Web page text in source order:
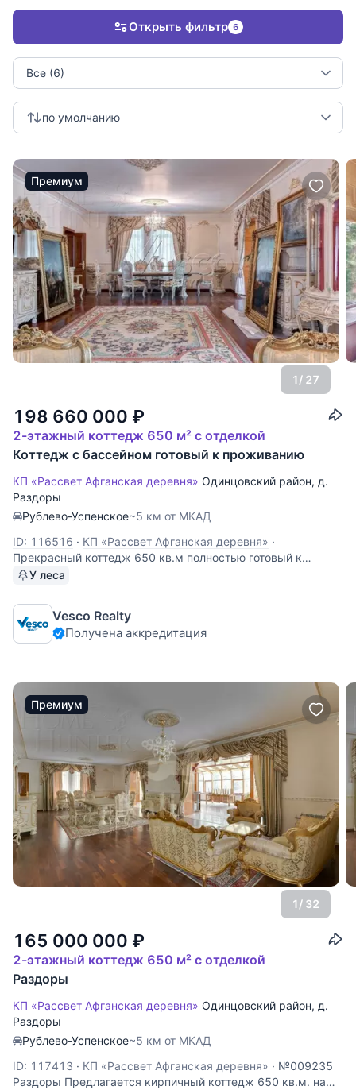
Все (6)
по умолчанию
Открыть фильтр 6
Премиум
1/ 27
198 660 000 ₽
2-этажный коттедж 650 м² с отделкой
Коттедж с бассейном готовый к проживанию
КП «Рассвет Афганская деревня» Одинцовский район, д.
Раздоры
Рублево-Успенское~5 км от МКАД
ID: 116516 · КП «Рассвет Афганская деревня» ·
Прекрасный коттедж 650 кв.м полностью готовый к
проживанию на лесном участке 15 соток. 6 спален,
На участке расположен дом для персонала площадью 100
кв.м. с 2 спальнями. Цоколь: бассейн,
У леса
Vesco Realty
Получена аккредитация
Премиум
1/ 32
165 000 000 ₽
2-этажный коттедж 650 м² с отделкой
Раздоры
КП «Рассвет Афганская деревня» Одинцовский район, д.
Раздоры
Рублево-Успенское~5 км от МКАД
ID: 117413 · КП «Рассвет Афганская деревня» · №009235
Раздоры Предлагается кирпичный коттедж 650 кв.м. на